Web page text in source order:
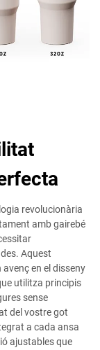
revolucionària
amb gairebé
Aquest
en el disseny
utilitza principis
sense
del vostre got
a cada ansa
ajustables que